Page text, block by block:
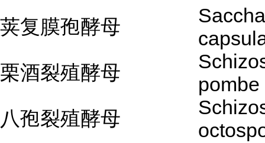
荚复膜孢酵母
栗酒裂殖酵母
pombe
八孢裂殖酵母